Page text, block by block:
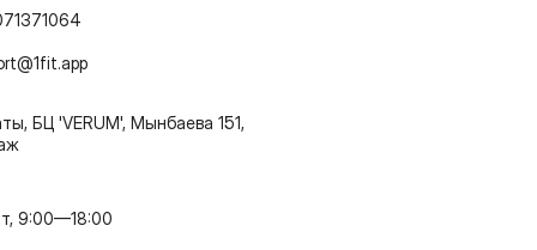
БЦ 'VERUM', Мынбаева 151,
9:00—18:00